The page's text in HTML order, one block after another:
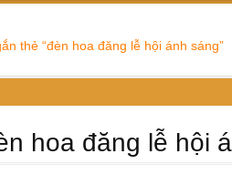
thẻ “đèn hoa đăng lễ hội ánh sáng”
hoa đăng lễ hội